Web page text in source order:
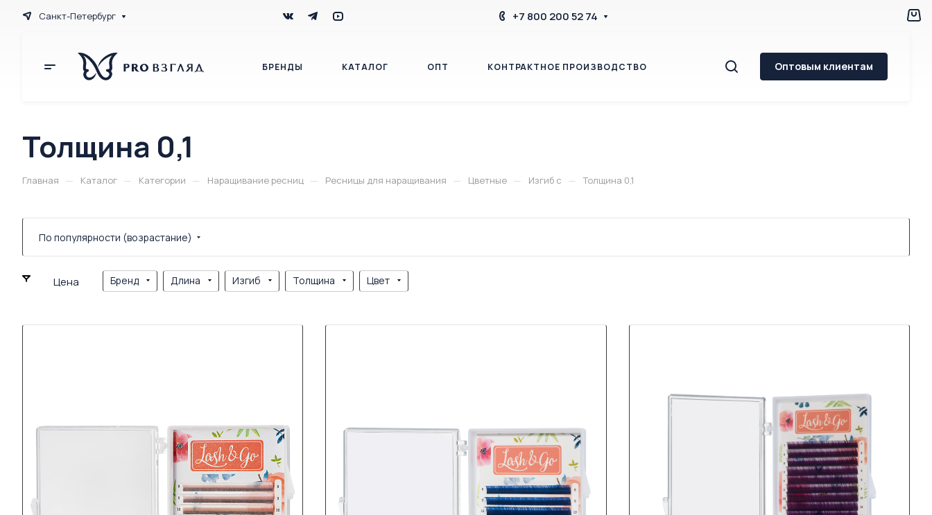
Санкт-Петербург +7 800 200 52 74
БРЕНДЫ КАТАЛОГ ОПТ КОНТРАКТНОЕ ПРОИЗВОДСТВО Оптовым клиентам
Толщина 0,1
Главная — Каталог — Категории — Наращивание ресниц — Ресницы для наращивания — Цветные — Изгиб c — Толщина 0,1
По популярности (возрастание)
Цена Бренд Длина Изгиб Толщина Цвет